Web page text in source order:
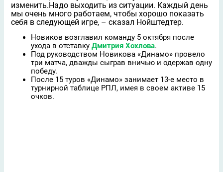
изменить.Надо выходить из ситуации. Каждый день
мы очень много работаем, чтобы хорошо показать
себя в следующей игре, – сказал Нойштедтер.
Новиков возглавил команду 5 октября после
ухода в отставку Дмитрия Хохлова.
Под руководством Новикова «Динамо» провело
три матча, дважды сыграв вничью и одержав одну
победу.
После 15 туров «Динамо» занимает 13-е место в
турнирной таблице РПЛ, имея в своем активе 15
очков.